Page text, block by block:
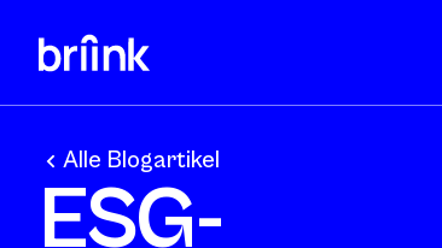
Alle Blogartikel
ESG-